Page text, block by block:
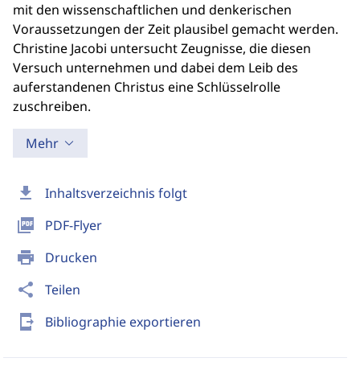
download Inhaltsverzeichnis folgt
picture_as_pdf PDF-Flyer
print Drucken
share Teilen
send_to_mobile Bibliographie exportieren
mit den wissenschaftlichen und denkerischen
Voraussetzungen der Zeit plausibel gemacht werden.
Christine Jacobi untersucht Zeugnisse, die diesen
Versuch unternehmen und dabei dem Leib des
auferstandenen Christus eine Schlüsselrolle
zuschreiben.
Mehr